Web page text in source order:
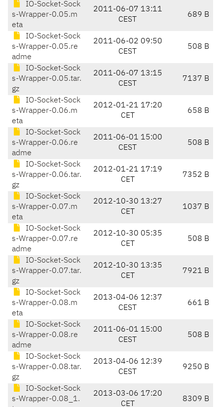
IO-Socket-Sock
s-Wrapper-0.05.m
eta
2011-06-07 13:11
CEST
689 B
IO-Socket-Sock
s-Wrapper-0.05.re
adme
2011-06-02 09:50
CEST
508 B
IO-Socket-Sock
s-Wrapper-0.05.tar.
gz
2011-06-07 13:15
CEST
7137 B
IO-Socket-Sock
s-Wrapper-0.06.m
eta
2012-01-21 17:20
CET
658 B
IO-Socket-Sock
s-Wrapper-0.06.re
adme
2011-06-01 15:00
CEST
508 B
IO-Socket-Sock
s-Wrapper-0.06.tar.
gz
2012-01-21 17:19
CET
7352 B
IO-Socket-Sock
s-Wrapper-0.07.m
eta
2012-10-30 13:27
CET
1037 B
IO-Socket-Sock
s-Wrapper-0.07.re
adme
2012-10-30 05:35
CET
508 B
IO-Socket-Sock
s-Wrapper-0.07.tar.
gz
2012-10-30 13:35
CET
7921 B
IO-Socket-Sock
s-Wrapper-0.08.m
eta
2013-04-06 12:37
CEST
661 B
IO-Socket-Sock
s-Wrapper-0.08.re
adme
2011-06-01 15:00
CEST
508 B
IO-Socket-Sock
s-Wrapper-0.08.tar.
gz
2013-04-06 12:39
CEST
9250 B
IO-Socket-Sock
s-Wrapper-0.08_1.
2013-03-06 17:20
CET
8309 B